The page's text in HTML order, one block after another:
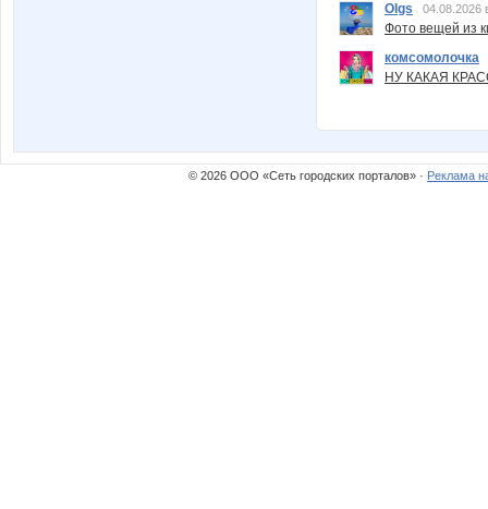
Olgs 04.08.2026
Фото вещей из
комсомолочка
НУ КАКАЯ
© 2026 ООО «Сеть городских порталов» · Реклама